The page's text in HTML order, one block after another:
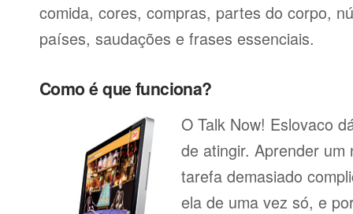
comida, cores, compras, partes do corpo,
países, saudações e frases essenciais.
Como é que funciona?
O Talk Now! Eslovaco
de atingir. Aprender um
tarefa demasiado
ela de uma vez só, e